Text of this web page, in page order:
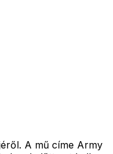
A mű címe Army